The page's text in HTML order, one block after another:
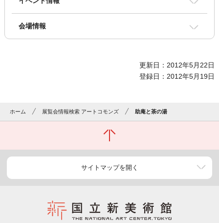
会場情報
更新日：2012年5月22日
登録日：2012年5月19日
ホーム 展覧会情報検索 アートコモンズ 助庵と茶の湯
サイトマップを開く